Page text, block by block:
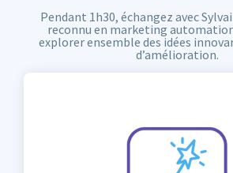
Pendant 1h30, échangez avec
reconnu en marketing
explorer ensemble des idées
d’amélioration.